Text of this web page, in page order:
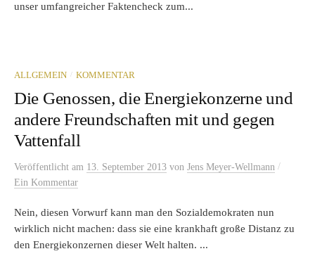
unser umfangreicher Faktencheck zum...
ALLGEMEIN / KOMMENTAR
Die Genossen, die Energiekonzerne und
andere Freundschaften mit und gegen
Vattenfall
Veröffentlicht am 13. September 2013 von Jens Meyer-Wellmann /
Ein Kommentar
Nein, diesen Vorwurf kann man den Sozialdemokraten nun
wirklich nicht machen: dass sie eine krankhaft große Distanz zu
den Energiekonzernen dieser Welt halten. ...